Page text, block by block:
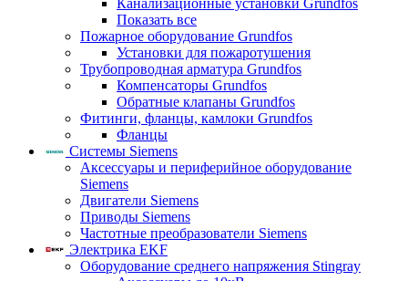
Канализационные установки Grundfos
Показать все
Пожарное оборудование Grundfos
Установки для пожаротушения
Трубопроводная арматура Grundfos
Компенсаторы Grundfos
Обратные клапаны Grundfos
Фитинги, фланцы, камлоки Grundfos
Фланцы
Системы Siemens
Аксессуары и периферийное оборудование
Siemens
Двигатели Siemens
Приводы Siemens
Частотные преобразователи Siemens
Электрика EKF
Оборудование среднего напряжения Stingray